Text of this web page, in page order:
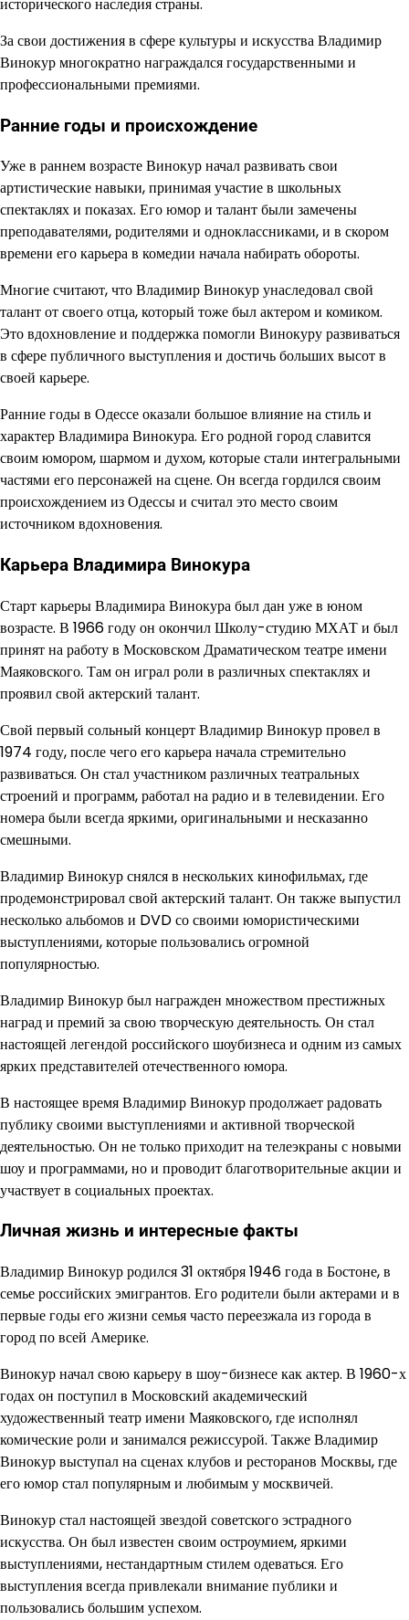
За свои достижения в сфере культуры и искусства Владимир
Винокур многократно награждался государственными и
профессиональными премиями.
Ранние годы и происхождение
Уже в раннем возрасте Винокур начал развивать свои
артистические навыки, принимая участие в школьных
спектаклях и показах. Его юмор и талант были замечены
преподавателями, родителями и одноклассниками, и в скором
времени его карьера в комедии начала набирать обороты.
Многие считают, что Владимир Винокур унаследовал свой
талант от своего отца, который тоже был актером и комиком.
Это вдохновление и поддержка помогли Винокуру развиваться
в сфере публичного выступления и достичь больших высот в
своей карьере.
Ранние годы в Одессе оказали большое влияние на стиль и
характер Владимира Винокура. Его родной город славится
своим юмором, шармом и духом, которые стали интегральными
частями его персонажей на сцене. Он всегда гордился своим
происхождением из Одессы и считал это место своим
источником вдохновения.
Карьера Владимира Винокура
Старт карьеры Владимира Винокура был дан уже в юном
возрасте. В 1966 году он окончил Школу-студию МХАТ и был
принят на работу в Московском Драматическом театре имени
Маяковского. Там он играл роли в различных спектаклях и
проявил свой актерский талант.
Свой первый сольный концерт Владимир Винокур провел в
1974 году, после чего его карьера начала стремительно
развиваться. Он стал участником различных театральных
строений и программ, работал на радио и в телевидении. Его
номера были всегда яркими, оригинальными и несказанно
смешными.
Владимир Винокур снялся в нескольких кинофильмах, где
продемонстрировал свой актерский талант. Он также выпустил
несколько альбомов и DVD со своими юмористическими
выступлениями, которые пользовались огромной
популярностью.
Владимир Винокур был награжден множеством престижных
наград и премий за свою творческую деятельность. Он стал
настоящей легендой российского шоубизнеса и одним из самых
ярких представителей отечественного юмора.
В настоящее время Владимир Винокур продолжает радовать
публику своими выступлениями и активной творческой
деятельностью. Он не только приходит на телеэкраны с новыми
шоу и программами, но и проводит благотворительные акции и
участвует в социальных проектах.
Личная жизнь и интересные факты
Владимир Винокур родился 31 октября 1946 года в Бостоне, в
семье российских эмигрантов. Его родители были актерами и в
первые годы его жизни семья часто переезжала из города в
город по всей Америке.
Винокур начал свою карьеру в шоу-бизнесе как актер. В 1960-х
годах он поступил в Московский академический
художественный театр имени Маяковского, где исполнял
комические роли и занимался режиссурой. Также Владимир
Винокур выступал на сценах клубов и ресторанов Москвы, где
его юмор стал популярным и любимым у москвичей.
Винокур стал настоящей звездой советского эстрадного
искусства. Он был известен своим остроумием, яркими
выступлениями, нестандартным стилем одеваться. Его
выступления всегда привлекали внимание публики и
пользовались большим успехом.